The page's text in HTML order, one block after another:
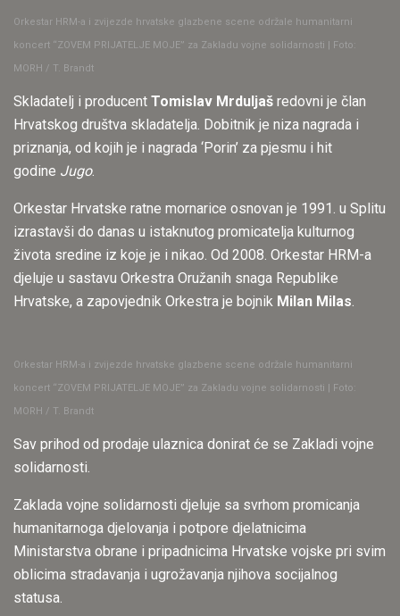
Orkestar HRM-a i zvijezde hrvatske glazbene scene održale humanitarni
koncert “ZOVEM PRIJATELJE MOJE” za Zakladu vojne solidarnosti | Foto:
MORH / T. Brandt
Skladatelj i producent Tomislav Mrduljaš redovni je član
Hrvatskog društva skladatelja. Dobitnik je niza nagrada i
priznanja, od kojih je i nagrada ‘Porin’ za pjesmu i hit
godine Jugo.
Orkestar Hrvatske ratne mornarice osnovan je 1991. u Splitu
izrastavši do danas u istaknutog promicatelja kulturnog
života sredine iz koje je i nikao. Od 2008. Orkestar HRM-a
djeluje u sastavu Orkestra Oružanih snaga Republike
Hrvatske, a zapovjednik Orkestra je bojnik Milan Milas
Orkestar HRM-a i zvijezde hrvatske glazbene scene održale humanitarni
koncert “ZOVEM PRIJATELJE MOJE” za Zakladu vojne solidarnosti | Foto:
MORH / T. Brandt
Sav prihod od prodaje ulaznica donirat će se Zakladi vojne
solidarnosti.
Zaklada vojne solidarnosti djeluje sa svrhom promicanja
humanitarnoga djelovanja i potpore djelatnicima
Ministarstva obrane i pripadnicima Hrvatske vojske pri svim
oblicima stradavanja i ugrožavanja njihova socijalnog
statusa.